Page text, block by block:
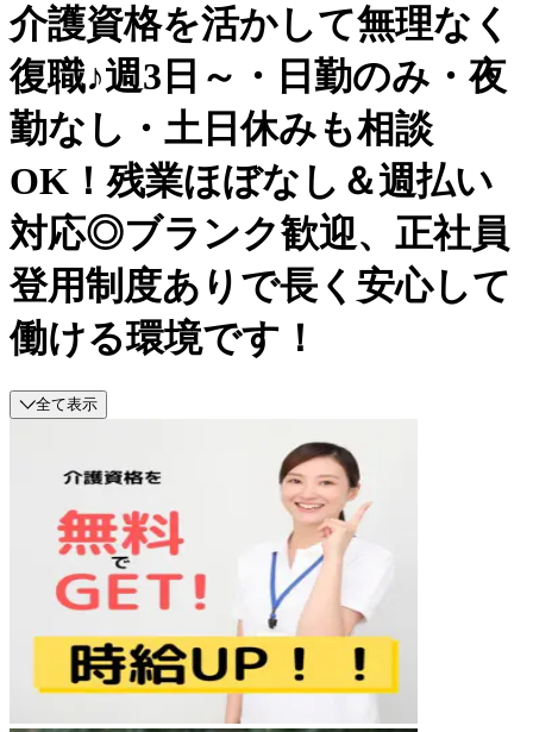
介護資格を活かして無理なく
復職♪週3日～・日勤のみ・夜
勤なし・土日休みも相談
OK！残業ほぼなし＆週払い
対応◎ブランク歓迎、正社員
登用制度ありで長く安心して
働ける環境です！
全て表示